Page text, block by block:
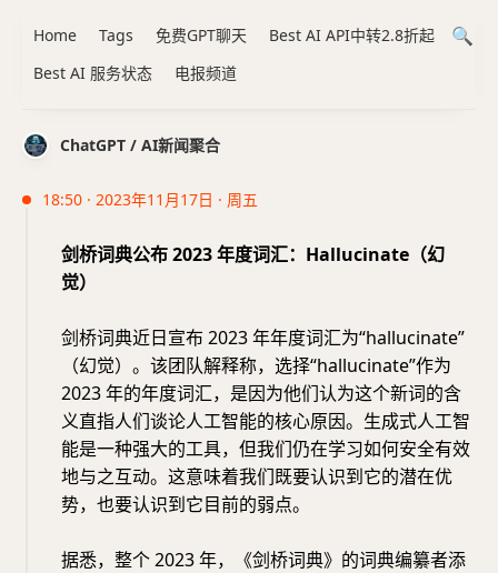
ChatGPT / AI新闻聚合
18:50 · 2023年11月17日 · 周五
剑桥词典公布 2023 年度词汇：Hallucinate（幻
觉）
剑桥词典近日宣布 2023 年年度词汇为“hallucinate”
（幻觉）。该团队解释称，选择“hallucinate”作为
2023 年的年度词汇，是因为他们认为这个新词的含
义直指人们谈论人工智能的核心原因。生成式人工智
能是一种强大的工具，但我们仍在学习如何安全有效
地与之互动。这意味着我们既要认识到它的潜在优
势，也要认识到它目前的弱点。
据悉，整个 2023 年，《剑桥词典》的词典编纂者添
Home Tags 免费GPT聊天
Best AI API中转2.8折起
Best AI 服务状态
电报频道